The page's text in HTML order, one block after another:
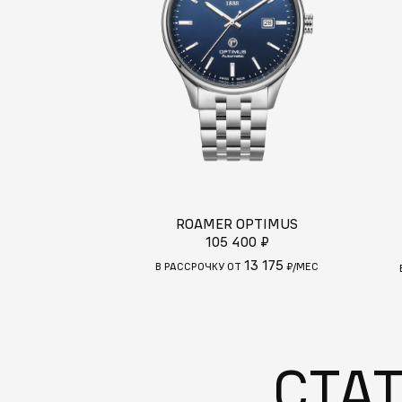
ROAMER OPTIMUS
105 400 ₽
В РАССРОЧКУ ОТ 13 175 ₽/МЕС